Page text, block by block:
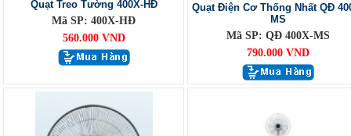
Quạt Treo Tường 400X-HĐ
Mã SP: 400X-HĐ
560.000 VND
Quạt Điện Cơ Thống Nhất QĐ
MS
Mã SP: QĐ 400X-MS
790.000 VND